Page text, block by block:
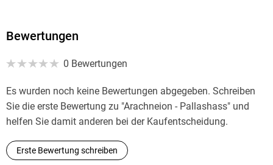
Bewertungen
0 Bewertungen
Es wurden noch keine Bewertungen abgegeben. Schreiben
Sie die erste Bewertung zu "Arachneion - Pallashass" und
helfen Sie damit anderen bei der Kaufentscheidung.
Erste Bewertung schreiben